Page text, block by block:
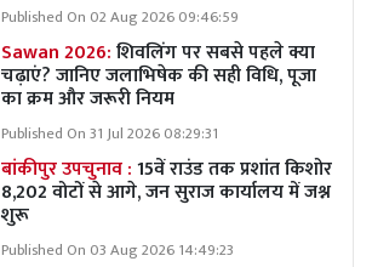
Published On 02 Aug 2026 09:46:59
Sawan 2026:शिवलिंग पर सबसे पहले क्या
चढ़ाएं? जानिए जलाभिषेक की सही विधि, पूजा
का क्रम और जरूरी नियम
Published On 31 Jul 2026 08:29:31
बांकीपुर उपचुनाव :15वें राउंड तक प्रशांत किशोर
8,202 वोटों से आगे, जन सुराज कार्यालय में जश्न
शुरू
Published On 03 Aug 2026 14:49:23